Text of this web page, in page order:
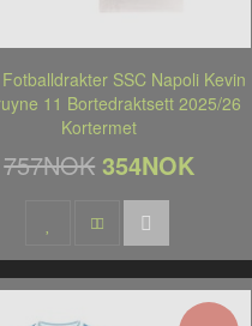
SSC Napoli Kevin
11 Bortedraktsett 2025/26
Kortermet
757NOK 354NOK